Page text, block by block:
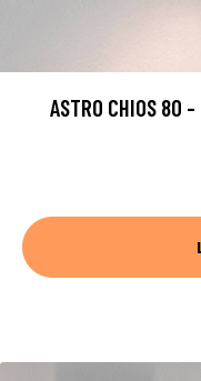
ASTRO CHIOS 80